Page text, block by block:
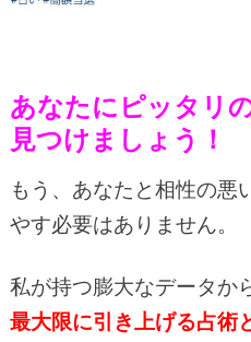
あなたにピッタリ
見つけましょう！
もう、あなたと相性の悪
やす必要はありません。
私が持つ膨大なデータか
最大限に引き上げる占術